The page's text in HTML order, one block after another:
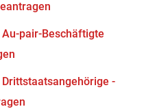
pair-Beschäftigte
-